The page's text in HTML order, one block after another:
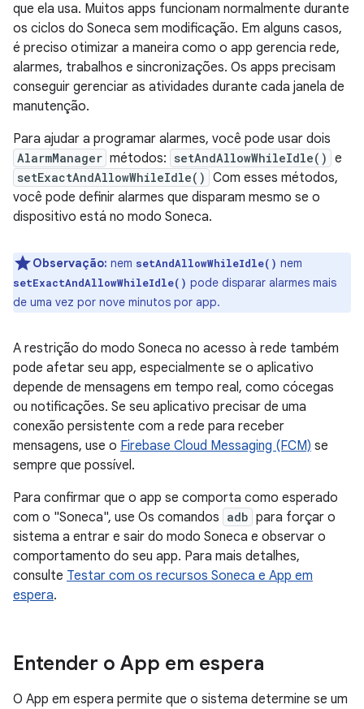
que ela usa. Muitos apps funcionam normalmente durante
os ciclos do Soneca sem modificação. Em alguns casos,
é preciso otimizar a maneira como o app gerencia rede,
alarmes, trabalhos e sincronizações. Os apps precisam
conseguir gerenciar as atividades durante cada janela de
manutenção.
Para ajudar a programar alarmes, você pode usar dois
AlarmManager métodos: setAndAllowWhileIdle() e
setExactAndAllowWhileIdle() Com esses métodos,
você pode definir alarmes que disparam mesmo se o
dispositivo está no modo Soneca.
Observação: nem setAndAllowWhileIdle() nem
setExactAndAllowWhileIdle() pode disparar alarmes mais
de uma vez por nove minutos por app.
A restrição do modo Soneca no acesso à rede também
pode afetar seu app, especialmente se o aplicativo
depende de mensagens em tempo real, como cócegas
ou notificações. Se seu aplicativo precisar de uma
conexão persistente com a rede para receber
mensagens, use o Firebase Cloud Messaging (FCM) se
sempre que possível.
Para confirmar que o app se comporta como esperado
com o "Soneca", use Os comandos adb para forçar o
sistema a entrar e sair do modo Soneca e observar o
comportamento do seu app. Para mais detalhes,
consulte Testar com os recursos Soneca e App em
espera.
Entender o App em espera
O App em espera permite que o sistema determine se um